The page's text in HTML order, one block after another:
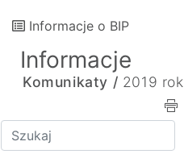
Informacje o BIP
Informacje
Komunikaty / 2019 rok
Wpisz tekst do wyszukania